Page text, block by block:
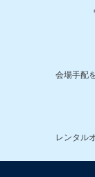
会場手配
レンタル